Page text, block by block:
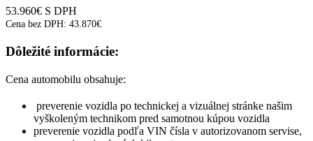
53.960€ S DPH
Cena bez DPH: 43.870€
Dôležité informácie:
Cena automobilu obsahuje:
preverenie vozidla po technickej a vizuálnej stránke našim
vyškoleným technikom pred samotnou kúpou vozidla
preverenie vozidla podľa VIN čísla v autorizovanom servise,